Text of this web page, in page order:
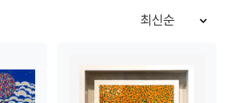
최신순